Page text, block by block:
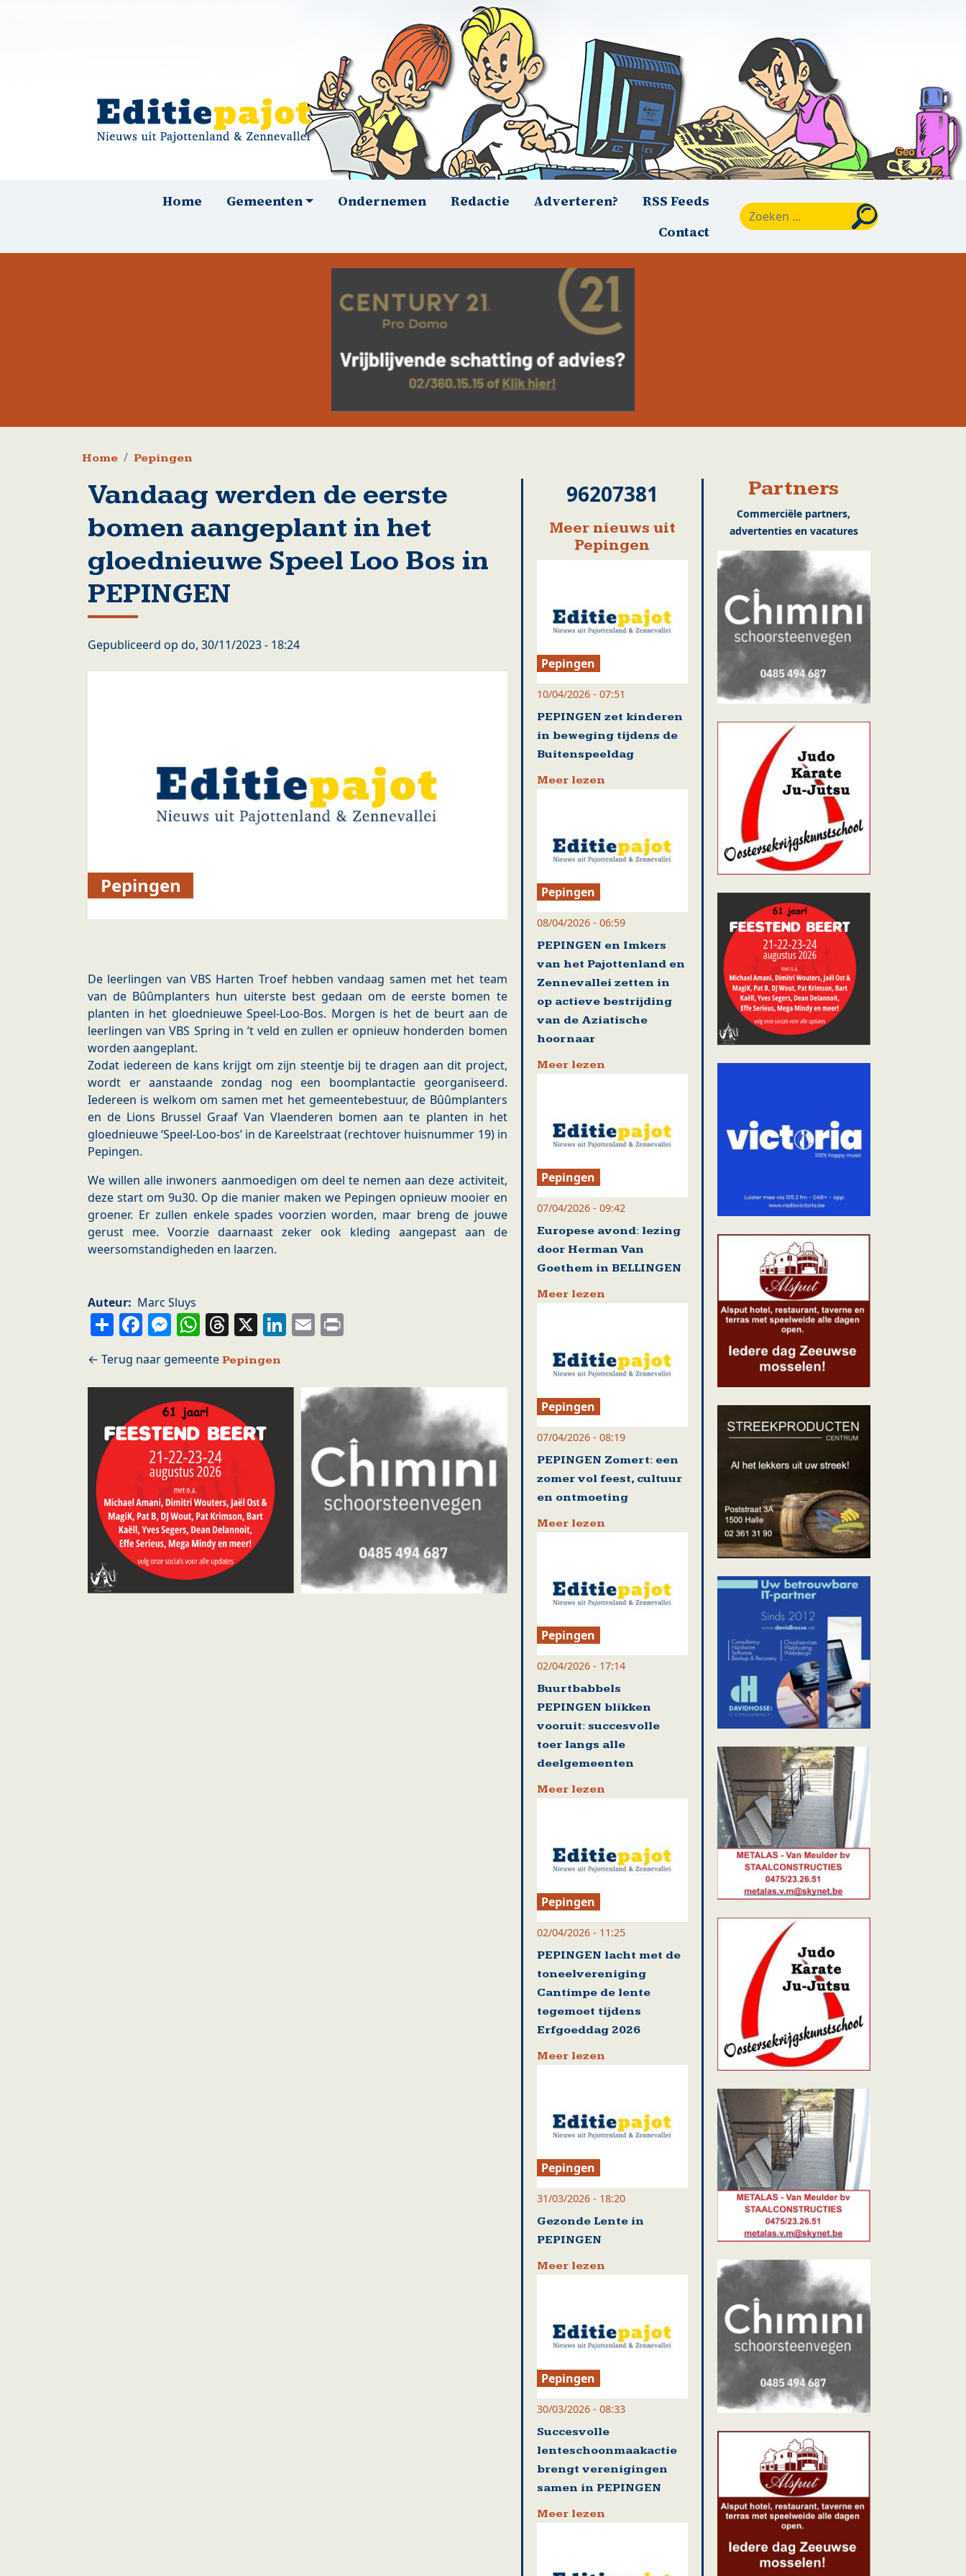
HoofdnavigatieHome Gemeenten Ondernemen Redactie Adverteren?
RSS Feeds
Contact
Kruimelpad
Home Pepingen
Vandaag werden de eerste
bomen aangeplant in het
gloednieuwe Speel Loo Bos in
PEPINGEN
Gepubliceerd op do, 30/11/2023 - 18:24
Pepingen
De leerlingen van VBS Harten Troef hebben vandaag samen met het team
van de Bûûmplanters hun uiterste best gedaan om de eerste bomen te
planten in het gloednieuwe Speel-Loo-Bos. Morgen is het de beurt aan de
leerlingen van VBS Spring in ’t veld en zullen er opnieuw honderden bomen
worden aangeplant.
Zodat iedereen de kans krijgt om zijn steentje bij te dragen aan dit project,
wordt er aanstaande zondag nog een boomplantactie georganiseerd.
Iedereen is welkom om samen met het gemeentebestuur, de Bûûmplanters
en de Lions Brussel Graaf Van Vlaenderen bomen aan te planten in het
gloednieuwe ‘Speel-Loo-bos’ in de Kareelstraat (rechtover huisnummer 19) in
Pepingen.
We willen alle inwoners aanmoedigen om deel te nemen aan deze activiteit,
deze start om 9u30. Op die manier maken we Pepingen opnieuw mooier en
groener. Er zullen enkele spades voorzien worden, maar breng de jouwe
gerust mee. Voorzie daarnaast zeker ook kleding aangepast aan de
weersomstandigheden en laarzen.
Auteur Marc Sluys
ShareFacebook
Messenger
WhatsApp
Threads
X LinkedIn
Email
Pepingen
96207381
Meer nieuws uit
Pepingen
Pepingen
10/04/2026 - 07:51
PEPINGEN zet kinderen
in beweging tijdens de
Buitenspeeldag
Meer lezen
Pepingen
08/04/2026 - 06:59
PEPINGEN en Imkers
van het Pajottenland en
Zennevallei zetten in
op actieve bestrijding
van de Aziatische
hoornaar
Meer lezen
Pepingen
07/04/2026 - 09:42
Europese avond: lezing
door Herman Van
Goethem in BELLINGEN
Meer lezen
Pepingen
07/04/2026 - 08:19
PEPINGEN Zomert: een
zomer vol feest, cultuur
en ontmoeting
Meer lezen
Pepingen
02/04/2026 - 17:14
Buurtbabbels
PEPINGEN blikken
vooruit: succesvolle
toer langs alle
deelgemeenten
Meer lezen
Pepingen
02/04/2026 - 11:25
PEPINGEN lacht met de
toneelvereniging
Cantimpe de lente
tegemoet tijdens
Erfgoeddag 2026
Meer lezen
Pepingen
31/03/2026 - 18:20
Gezonde Lente in
PEPINGEN
Meer lezen
Pepingen
30/03/2026 - 08:33
Succesvolle
lenteschoonmaakactie
brengt verenigingen
samen in PEPINGEN
Meer lezen
Partners
Commerciële partners,
advertenties en vacatures